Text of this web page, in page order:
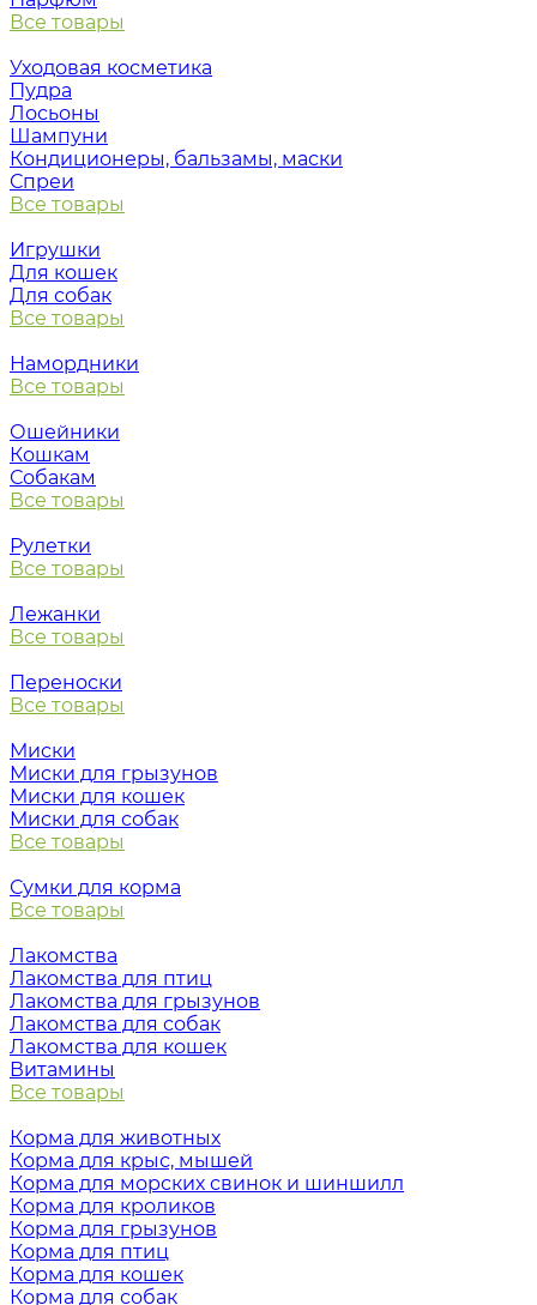
Все товары
Уходовая косметика
Пудра
Лосьоны
Шампуни
Кондиционеры, бальзамы, маски
Спреи
Все товары
Игрушки
Для кошек
Для собак
Все товары
Намордники
Все товары
Ошейники
Кошкам
Собакам
Все товары
Рулетки
Все товары
Лежанки
Все товары
Переноски
Все товары
Миски
Миски для грызунов
Миски для кошек
Миски для собак
Все товары
Сумки для корма
Все товары
Лакомства
Лакомства для птиц
Лакомства для грызунов
Лакомства для собак
Лакомства для кошек
Витамины
Все товары
Корма для животных
Корма для крыс, мышей
Корма для морских свинок и шиншилл
Корма для кроликов
Корма для грызунов
Корма для птиц
Корма для кошек
Корма для собак